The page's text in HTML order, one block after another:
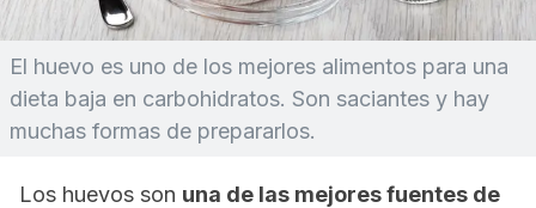
El huevo es uno de los mejores alimentos para una
dieta baja en carbohidratos. Son saciantes y hay
muchas formas de prepararlos.
Los huevos son una de las mejores fuentes de